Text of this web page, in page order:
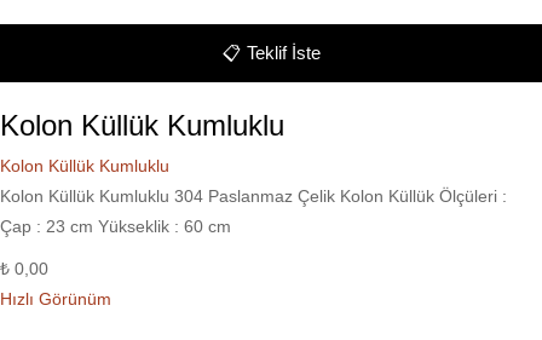
📋 Teklif İste
Kolon Küllük Kumluklu
Kolon Küllük Kumluklu
Kolon Küllük Kumluklu 304 Paslanmaz Çelik Kolon Küllük Ölçüleri :
Çap : 23 cm Yükseklik : 60 cm
₺ 0,00
Hızlı Görünüm